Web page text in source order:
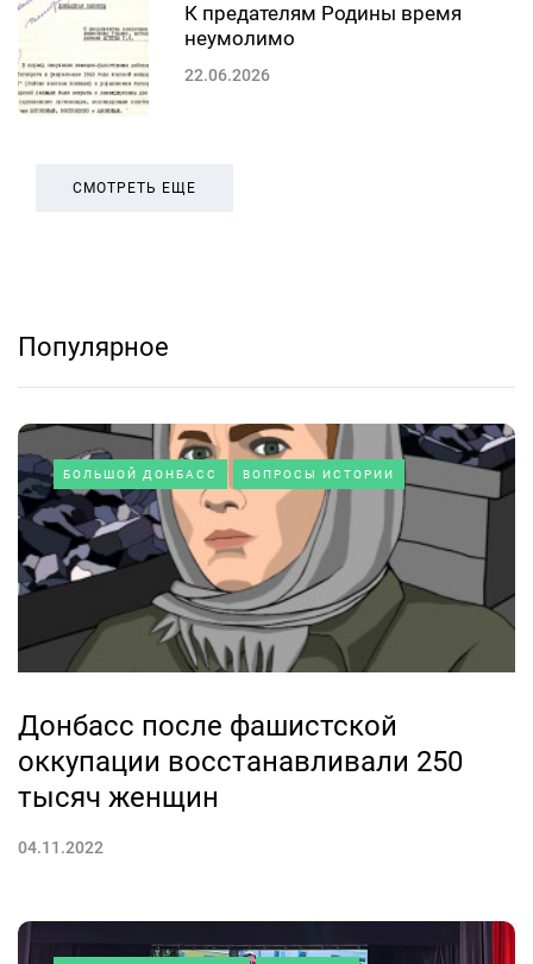
К предателям Родины время
неумолимо
22.06.2026
СМОТРЕТЬ ЕЩЕ
Популярное
БОЛЬШОЙ ДОНБАСС ВОПРОСЫ ИСТОРИИ
Донбасс после фашистской
оккупации восстанавливали 250
тысяч женщин
04.11.2022